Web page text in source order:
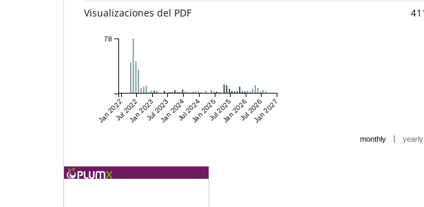
Visualizaciones del PDF
Jan 2022Jul 2022Jan 2023Jul 2023Jan 2024Jul 2024Jan 2025Jul 2025Jan 2026Jul 2026Jan 2027
78
monthly | yearly